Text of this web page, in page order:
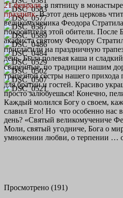
21 февраля, в пятницу в монастыре
праздник.В этот день церковь
великомученика Феодора
покровителя этой обители. После
акафиста святому Феодору
пригласили на праздничную
день. Была полевая каша и
сваренные, по традиции нашим
трапезной сестры нашего
для братии и гостей. Красиво
просто залюбуешься! Конечно,
Каждый молился Богу о своем,
славил Его! Но что особенно нас
день? «Святый великомучениче
Моли, святый угодниче, Бога о
умножении любви, о терпении …
Просмотрено (191)